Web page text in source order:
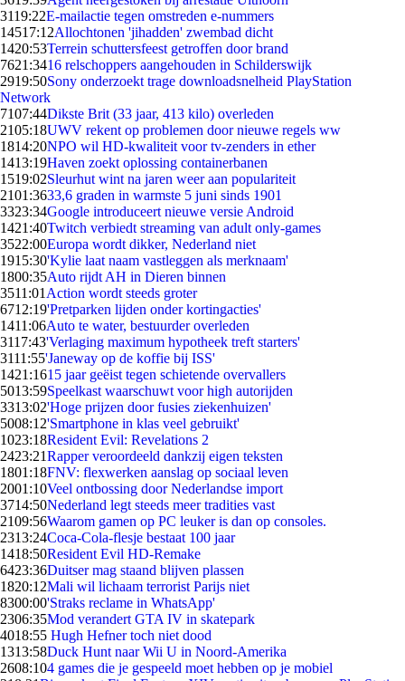
3119:22E-mailactie tegen omstreden e-nummers
14517:12Allochtonen 'jihadden' zwembad dicht
1420:53Terrein schuttersfeest getroffen door brand
7621:3416 relschoppers aangehouden in Schilderswijk
2919:50Sony onderzoekt trage downloadsnelheid PlayStation
Network
7107:44Dikste Brit (33 jaar, 413 kilo) overleden
2105:18UWV rekent op problemen door nieuwe regels ww
1814:20NPO wil HD-kwaliteit voor tv-zenders in ether
1413:19Haven zoekt oplossing containerbanen
1519:02Sleurhut wint na jaren weer aan populariteit
2101:3633,6 graden in warmste 5 juni sinds 1901
3323:34Google introduceert nieuwe versie Android
1421:40Twitch verbiedt streaming van adult only-games
3522:00Europa wordt dikker, Nederland niet
1915:30'Kylie laat naam vastleggen als merknaam'
1800:35Auto rijdt AH in Dieren binnen
3511:01 Action wordt steeds groter
6712:19'Pretparken lijden onder kortingacties'
1411:06Auto te water, bestuurder overleden
3117:43'Verlaging maximum hypotheek treft starters'
3111:55'Janeway op de koffie bij ISS'
1421:1615 jaar geëist tegen schietende overvallers
5013:59Speelkast waarschuwt voor high autorijden
3313:02'Hoge prijzen door fusies ziekenhuizen'
5008:12'Smartphone in klas veel gebruikt'
1023:18Resident Evil: Revelations 2
2423:21Rapper veroordeeld dankzij eigen teksten
1801:18FNV: flexwerken aanslag op sociaal leven
2001:10Veel ontbossing door Nederlandse import
3714:50Nederland legt steeds meer tradities vast
2109:56Waarom gamen op PC leuker is dan op consoles.
2313:24Coca-Cola-flesje bestaat 100 jaar
1418:50Resident Evil HD-Remake
6423:36Duitser mag staand blijven plassen
1820:12Mali wil lichaam terrorist Parijs niet
8300:00'Straks reclame in WhatsApp'
2306:35Mod verandert GTA IV in skatepark
4018:55 Hugh Hefner toch niet dood
1313:58Duck Hunt naar Wii U in Noord-Amerika
2608:104 games die je gespeeld moet hebben op je mobiel